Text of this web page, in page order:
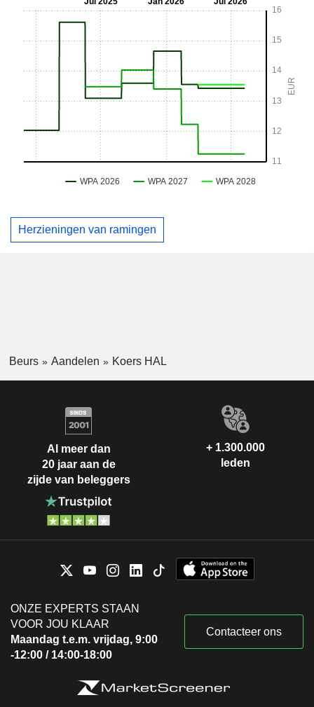
Herzieningen van ramingen
Beurs Aandelen Koers HAL
Al meer dan
20 jaar aan de
zijde van beleggers
+ 1.300.000
leden
ONZE EXPERTS STAAN
VOOR JOU KLAAR
Maandag t.e.m. vrijdag, 9:00
-12:00 / 14:00-18:00
Contacteer ons